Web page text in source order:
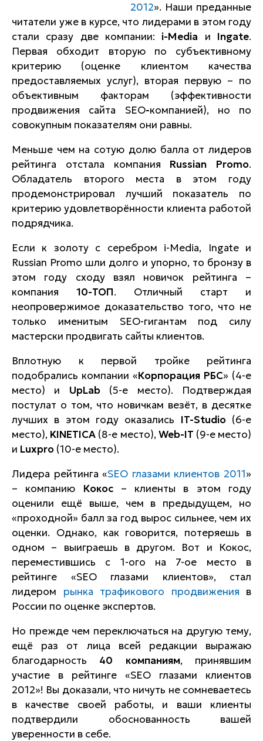
2012». Наши преданные
читатели уже в курсе, что лидерами в этом году
стали сразу две компании: i-Media и Ingate.
Первая обходит вторую по субъективному
критерию (оценке клиентом качества
предоставляемых услуг), вторая первую – по
объективным факторам (эффективности
продвижения сайта SEO-компанией), но по
совокупным показателям они равны.
Меньше чем на сотую долю балла от лидеров
рейтинга отстала компания Russian Promo.
Обладатель второго места в этом году
продемонстрировал лучший показатель по
критерию удовлетворённости клиента работой
подрядчика.
Если к золоту с серебром i-Media, Ingate и
Russian Promo шли долго и упорно, то бронзу в
этом году сходу взял новичок рейтинга –
компания 10-ТОП. Отличный старт и
неопровержимое доказательство того, что не
только именитым SEO-гигантам под силу
мастерски продвигать сайты клиентов.
Вплотную к первой тройке рейтинга
подобрались компании «Корпорация РБС» (4-е
место) и UpLab(5-е место). Подтверждая
постулат о том, что новичкам везёт, в десятке
лучших в этом году оказались IT-Studio(6-е
место), KINETICA (8-е место),Web-IT (9-е место)
и Luxpro (10-е место).
Лидера рейтинга «SEO глазами клиентов 2011»
– компанию Кокос– клиенты в этом году
оценили ещё выше, чем в предыдущем, но
«проходной» балл за год вырос сильнее, чем их
оценки. Однако, как говорится, потеряешь в
одном – выиграешь в другом. Вот и Кокос,
переместившись с 1-ого на 7-ое место в
рейтинге «SEO глазами клиентов», стал
лидером рынка трафикового продвижения в
России по оценке экспертов.
Но прежде чем переключаться на другую тему,
ещё раз от лица всей редакции выражаю
благодарность 40 компаниям, принявшим
участие в рейтинге «SEO глазами клиентов
2012»! Вы доказали, что ничуть не сомневаетесь
в качестве своей работы, и ваши клиенты
подтвердили обоснованность вашей
уверенности в себе.